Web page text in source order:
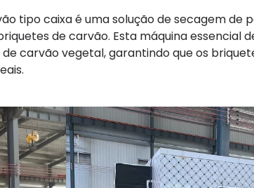
tipo caixa é uma solução de secagem de
de carvão. Esta máquina essencial
carvão vegetal, garantindo que os